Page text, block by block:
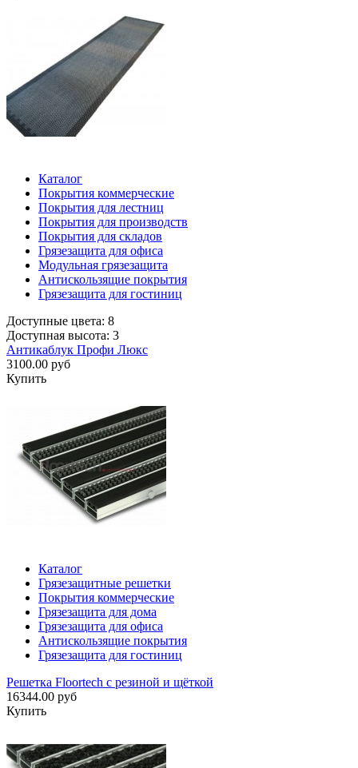
Каталог
Покрытия коммерческие
Покрытия для лестниц
Покрытия для производств
Покрытия для складов
Грязезащита для офиса
Модульная грязезащита
Антискользящие покрытия
Грязезащита для гостиниц
Доступные цвета: 8
Доступная высота: 3
Антикаблук Профи Люкс
3100.00 руб
Купить
Каталог
Грязезащитные решетки
Покрытия коммерческие
Грязезащита для дома
Грязезащита для офиса
Антискользящие покрытия
Грязезащита для гостиниц
Решетка Floortech с резиной и щёткой
16344.00 руб
Купить